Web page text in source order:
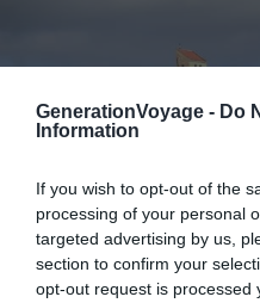
GenerationVoyage - Do
Information
If you wish to opt-out of the
processing of your personal
targeted advertising by us,
section to confirm your
opt-out request is processed